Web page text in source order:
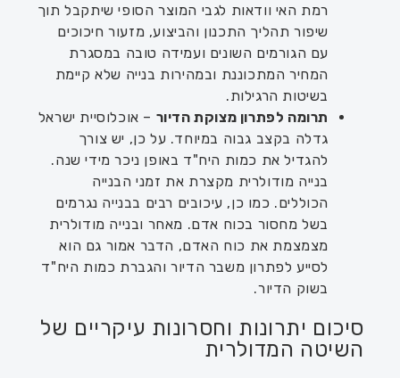
רמת האי וודאות לגבי המוצר הסופי שיתקבל תוך
שיפור תהליך התכנון והביצוע, מזעור חיכוכים
עם הגורמים השונים ועמידה טובה במסגרת
המחיר המתכוננת ובמהירות בנייה שלא קיימת
בשיטות הרגילות.
תרומה לפתרון מצוקת הדיור – אוכלוסיית ישראל
גדלה בקצב גבוה במיוחד. על כן, יש צורך
להגדיל את כמות היח"ד באופן ניכר מידי שנה.
בנייה מודולרית מקצרת את זמני הבנייה
הכוללים. כמו כן, עיכובים רבים בבנייה נגרמים
בשל מחסור בכוח אדם. מאחר ובנייה מודולרית
מצמצמת את כוח האדם, הדבר אמור גם הוא
לסייע לפתרון משבר הדיור והגברת כמות היח"ד
בשוק הדיור.
סיכום יתרונות וחסרונות עיקריים של
השיטה המדולרית